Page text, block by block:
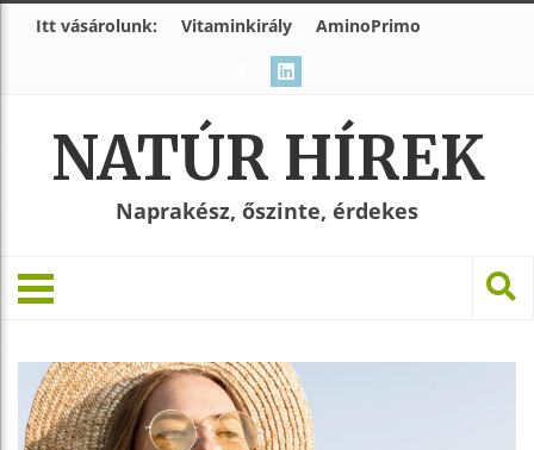
Itt vásárolunk: Vitaminkirály AminoPrimo
NATÚR HÍREK
Naprakész, őszinte, érdekes